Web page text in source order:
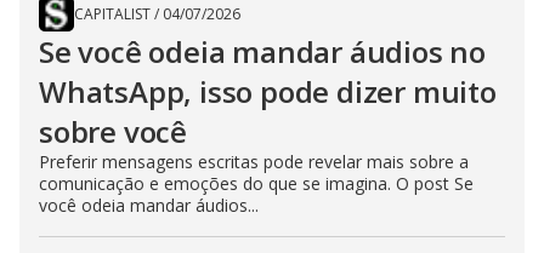
CAPITALIST/ 04/07/2026
Se você odeia mandar áudios no
WhatsApp, isso pode dizer muito
sobre você
Preferir mensagens escritas pode revelar mais sobre a
comunicação e emoções do que se imagina. O post Se
você odeia mandar áudios...